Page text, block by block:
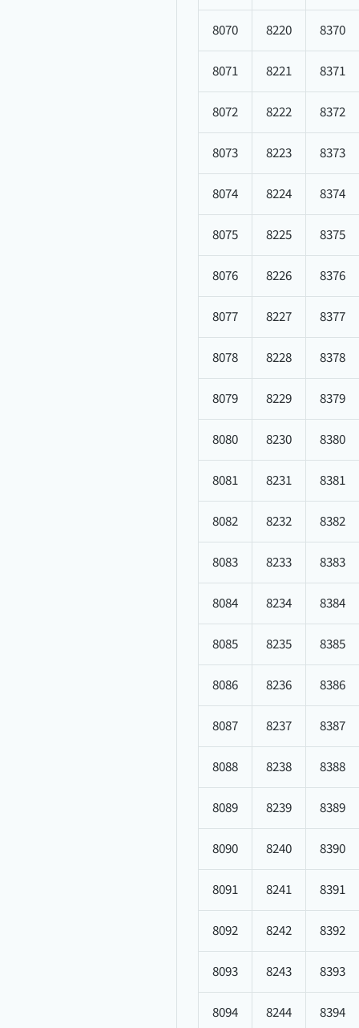
8070 8220 8370
8071 8221 8371
8072 8222 8372
8073 8223 8373
8074 8224 8374
8075 8225 8375
8076 8226 8376
8077 8227 8377
8078 8228 8378
8079 8229 8379
8080 8230 8380
8081 8231 8381
8082 8232 8382
8083 8233 8383
8084 8234 8384
8085 8235 8385
8086 8236 8386
8087 8237 8387
8088 8238 8388
8089 8239 8389
8090 8240 8390
8091 8241 8391
8092 8242 8392
8093 8243 8393
8094 8244 8394